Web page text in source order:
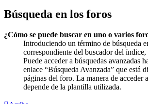
Búsqueda en los foros
¿Cómo se puede buscar en uno o varios
Introduciendo un término de búsqueda
correspondiente del buscador del
Puede acceder a búsquedas avanzadas
enlace “Búsqueda Avanzada” que está
páginas del foro. La manera de acceder
depende de la plantilla utilizada.